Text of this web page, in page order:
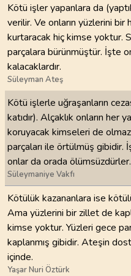
Kötü işler yapanlara da
verilir. Ve onların yüzlerini bir
kurtaracak hiç kimse yoktur.
parçalara bürünmüştür. İşte
kalacaklardır.
Süleyman Ateş
Kötü işlerle uğraşanların
katıdır). Alçaklık onların her
koruyacak kimseleri de
parçaları ile örtülmüş gibidir.
onlar da orada ölümsüzdürler.
Süleymaniye Vakfı
Kötülük kazananlara ise
Ama yüzlerini bir zillet de
kimse yoktur. Yüzleri gece
kaplanmış gibidir. Ateşin
içinde.
Yaşar Nuri Öztürk